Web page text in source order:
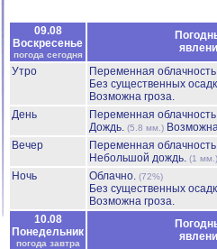
09.08
Воскресенье
погода сегодня
Утро
Переменная
Без существенных
Возможна гроза.
День
Переменная
Дождь. (5.8 мм.)
Вечер
Переменная
Небольшой дождь. (1 мм.)
Ночь Облачно. (72%)
Без существенных
Возможна гроза.
10.08
Понедельник
погода завтра